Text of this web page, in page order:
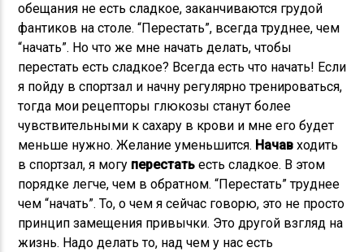
обещания не есть сладкое, заканчиваются грудой
фантиков на столе. “Перестать”, всегда труднее, чем
“начать”. Но что же мне начать делать, чтобы
перестать есть сладкое? Всегда есть что начать! Если
я пойду в спортзал и начну регулярно тренироваться,
тогда мои рецепторы глюкозы станут более
чувствительными к сахару в крови и мне его будет
меньше нужно. Желание уменьшится. Начав ходить
в спортзал, я могу перестать есть сладкое. В этом
порядке легче, чем в обратном. “Перестать” труднее
чем “начать”. То, о чем я сейчас говорю, это не просто
принцип замещения привычки. Это другой взгляд на
жизнь. Надо делать то, над чем у нас есть